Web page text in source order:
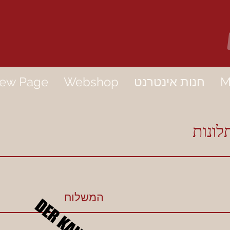
המשלוח
Page Webshop חנות אינטרנט